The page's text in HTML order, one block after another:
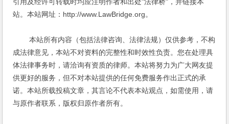
站。本站网址：http://www.LawBridge.org。
本站所有内容（包括法律咨询、法律法规）仅供参考，不构
成法律意见，本站不对资料的完整性和时效性负责。您在处理具
体法律事务时，请洽询有资质的律师。本站将努力为广大网友提
供更好的服务，但不对本站提供的任何免费服务作出正式的承
诺。本站所载投稿文章，其言论不代表本站观点，如需使用，请
与原作者联系，版权归原作者所有。